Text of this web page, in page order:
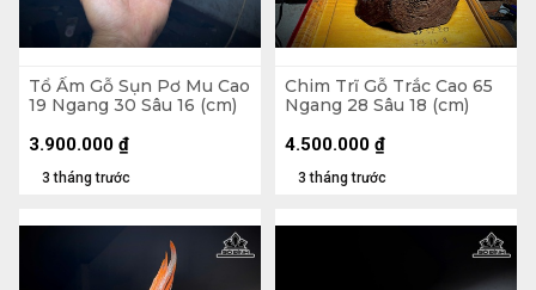
Tổ Ấm Gỗ Sụn Pơ Mu Cao
19 Ngang 30 Sâu 16 (cm)
3 tháng trước
3.900.000 ₫
Chim Trĩ Gỗ Trắc Cao 65
Ngang 28 Sâu 18 (cm)
3 tháng trước
4.500.000 ₫